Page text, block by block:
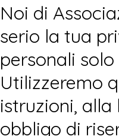
Noi di
serio la tua
personali
Utilizzeremo
istruzioni,
obbligo di